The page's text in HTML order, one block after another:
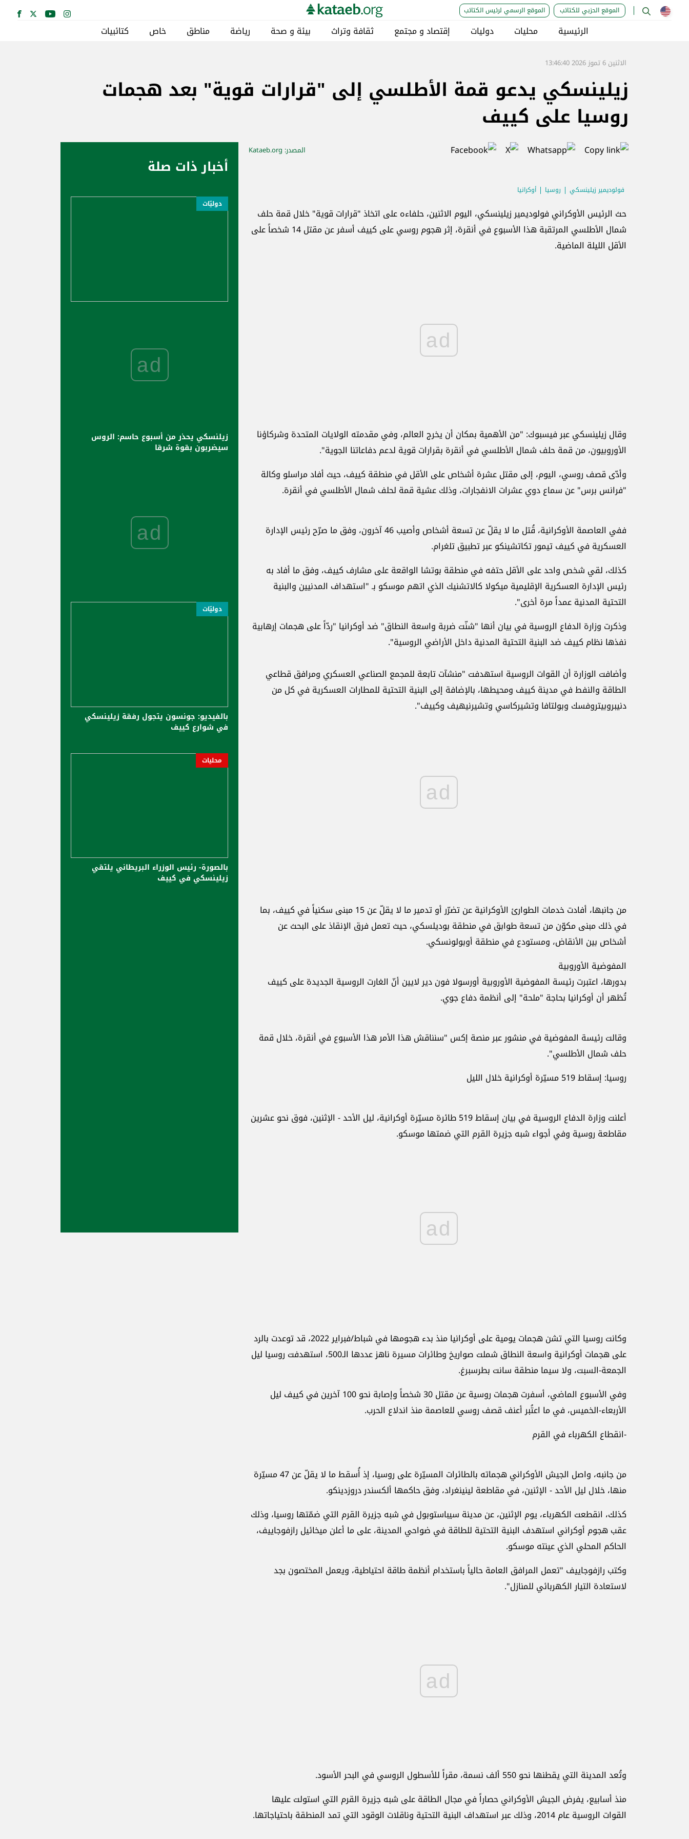
الموقع الحزبي للكتائب الموقع الرسمي لرئيس الكتائب
الرئيسية محليات دوليات إقتصاد و مجتمع ثقافة وتراث بيئة و صحة رياضة مناطق خاص كتائبيات
الاثنين 6 تموز 2026 13:46:40
زيلينسكي يدعو قمة الأطلسي إلى "قرارات قوية" بعد هجمات
روسيا على كييف
المصدر: Kataeb.org
فولوديمير زيلينسكي روسيا أوكرانيا
حث الرئيس الأوكراني فولوديمير زيلينسكي، اليوم الاثنين، حلفاءه على اتخاذ "قرارات قوية" خلال قمة حلف
شمال الأطلسي المرتقبة هذا الأسبوع في أنقرة، إثر هجوم روسي على كييف أسفر عن مقتل 14 شخصاً على
الأقل الليلة الماضية.
ad
وقال زيلينسكي عبر فيسبوك: "من الأهمية بمكان أن يخرج العالم، وفي مقدمته الولايات المتحدة وشركاؤنا
الأوروبيون، من قمة حلف شمال الأطلسي في أنقرة بقرارات قوية لدعم دفاعاتنا الجوية".
وأدّى قصف روسي، اليوم، إلى مقتل عشرة أشخاص على الأقل في منطقة كييف، حيث أفاد مراسلو وكالة
"فرانس برس" عن سماع دوي عشرات الانفجارات، وذلك عشية قمة لحلف شمال الأطلسي في أنقرة.
ففي العاصمة الأوكرانية، قُتل ما لا يقلّ عن تسعة أشخاص وأصيب 46 آخرون، وفق ما صرّح رئيس الإدارة
العسكرية في كييف تيمور تكاتشينكو عبر تطبيق تلغرام.
كذلك، لقي شخص واحد على الأقل حتفه في منطقة بوتشا الواقعة على مشارف كييف، وفق ما أفاد به
رئيس الإدارة العسكرية الإقليمية ميكولا كالاتشنيك الذي اتهم موسكو بـ "استهداف المدنيين والبنية
التحتية المدنية عمداً مرة أخرى".
وذكرت وزارة الدفاع الروسية في بيان أنها "شنّت ضربة واسعة النطاق" ضد أوكرانيا "ردّاً على هجمات إرهابية
نفذها نظام كييف ضد البنية التحتية المدنية داخل الأراضي الروسية".
وأضافت الوزارة أن القوات الروسية استهدفت "منشآت تابعة للمجمع الصناعي العسكري ومرافق قطاعي
الطاقة والنفط في مدينة كييف ومحيطها، بالإضافة إلى البنية التحتية للمطارات العسكرية في كل من
دنيبروبيتروفسك وبولتافا وتشيركاسي وتشيرنيهيف وكييف".
ad
من جانبها، أفادت خدمات الطوارئ الأوكرانية عن تضرّر أو تدمير ما لا يقلّ عن 15 مبنى سكنياً في كييف، بما
في ذلك مبنى مكوّن من تسعة طوابق في منطقة بوديلسكي، حيث تعمل فرق الإنقاذ على البحث عن
أشخاص بين الأنقاض، ومستودع في منطقة أوبولونسكي.
المفوضية الأوروبية
بدورها، اعتبرت رئيسة المفوضية الأوروبية أورسولا فون دير لايين أنّ الغارت الروسية الجديدة على كييف
تُظهر أن أوكرانيا بحاجة "ملحة" إلى أنظمة دفاع جوي.
وقالت رئيسة المفوضية في منشور عبر منصة إكس "سنناقش هذا الأمر هذا الأسبوع في أنقرة، خلال قمة
حلف شمال الأطلسي".
روسيا: إسقاط 519 مسيّرة أوكرانية خلال الليل
أعلنت وزارة الدفاع الروسية في بيان إسقاط 519 طائرة مسيّرة أوكرانية، ليل الأحد - الإثنين، فوق نحو عشرين
مقاطعة روسية وفي أجواء شبه جزيرة القرم التي ضمتها موسكو.
ad
وكانت روسيا التي تشن هجمات يومية على أوكرانيا منذ بدء هجومها في شباط/فبراير 2022، قد توعدت بالرد
على هجمات أوكرانية واسعة النطاق شملت صواريخ وطائرات مسيرة ناهز عددها الـ500، استهدفت روسيا ليل
الجمعة-السبت، ولا سيما منطقة سانت بطرسبرغ.
وفي الأسبوع الماضي، أسفرت هجمات روسية عن مقتل 30 شخصاً وإصابة نحو 100 آخرين في كييف ليل
الأربعاء-الخميس، في ما اعتُبر أعنف قصف روسي للعاصمة منذ اندلاع الحرب.
-انقطاع الكهرباء في القرم
من جانبه، واصل الجيش الأوكراني هجماته بالطائرات المسيّرة على روسيا، إذ أُسقط ما لا يقلّ عن 47 مسيّرة
منها، خلال ليل الأحد - الإثنين، في مقاطعة لينينغراد، وفق حاكمها ألكسندر دروزدينكو.
كذلك، انقطعت الكهرباء، يوم الإثنين، عن مدينة سيباستوبول في شبه جزيرة القرم التي ضمّتها روسيا، وذلك
عقب هجوم أوكراني استهدف البنية التحتية للطاقة في ضواحي المدينة، على ما أعلن ميخائيل رازفوجاييف،
الحاكم المحلي الذي عينته موسكو.
وكتب رازفوجاييف "تعمل المرافق العامة حالياً باستخدام أنظمة طاقة احتياطية، ويعمل المختصون بجد
لاستعادة التيار الكهربائي للمنازل".
ad
وتُعد المدينة التي يقطنها نحو 550 ألف نسمة، مقراً للأسطول الروسي في البحر الأسود.
منذ أسابيع، يفرض الجيش الأوكراني حصاراً في مجال الطاقة على شبه جزيرة القرم التي استولت عليها
القوات الروسية عام 2014، وذلك عبر استهداف البنية التحتية وناقلات الوقود التي تمد المنطقة باحتياجاتها.
أخبار ذات صلة
دوليّات
ad
زيلنسكي يحذر من أسبوع حاسم: الروس
سيضربون بقوة شرقا
ad
دوليّات
بالفيديو: جونسون يتجول رفقة زيلينسكي
في شوارع كييف
محليات
بالصورة- رئيس الوزراء البريطاني يلتقي
زيلينسكي في كييف